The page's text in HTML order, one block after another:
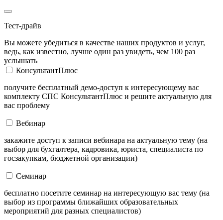
Тест-драйв
Вы можете убедиться в качестве наших продуктов и услуг,
ведь, как известно, лучше один раз увидеть, чем 100 раз
услышать
КонсультантПлюс
получите бесплатный демо-доступ к интересующему вас
комплекту СПС КонсультантПлюс и решите актуальную для
вас проблему
Вебинар
закажите доступ к записи вебинара на актуальную тему (на
выбор для бухгалтера, кадровика, юриста, специалиста по
госзакупкам, бюджетной организации)
Семинар
бесплатно посетите семинар на интересующую вас тему (на
выбор из программы ближайших образовательных
мероприятий для разных специалистов)